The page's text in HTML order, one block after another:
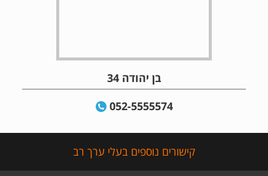
בן יהודה 34
052-5555574
קישורים נוספים בעלי ערך רב